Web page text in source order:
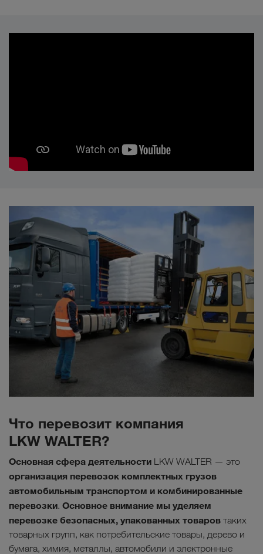
Что перевозит компания
LKW WALTER?
Основная сфера деятельности LKW WALTER — это
организация перевозок комплектных грузов
автомобильным транспортом и комбинированные
перевозки. Основное внимание мы уделяем
перевозке безопасных, упакованных товаров таких
товарных групп, как потребительские товары, дерево и
бумага, химия, металлы, автомобили и электронные